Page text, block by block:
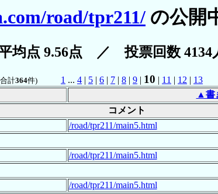
road/tpr211/ の公開
均点 9.56点 ／ 投票回数 4134
計364件) 1 ... 4 | 5 | 6 | 7 | 8 | 9 | 10 | 11 | 12 | 13
▲書
コメント
/road/tpr211/main5.html
/road/tpr211/main5.html
/road/tpr211/main5.html